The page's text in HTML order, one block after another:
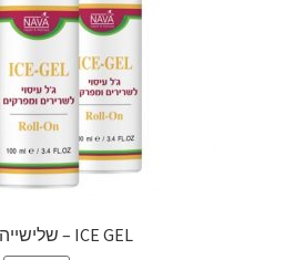
ICE GEL – שלישייה במבצע